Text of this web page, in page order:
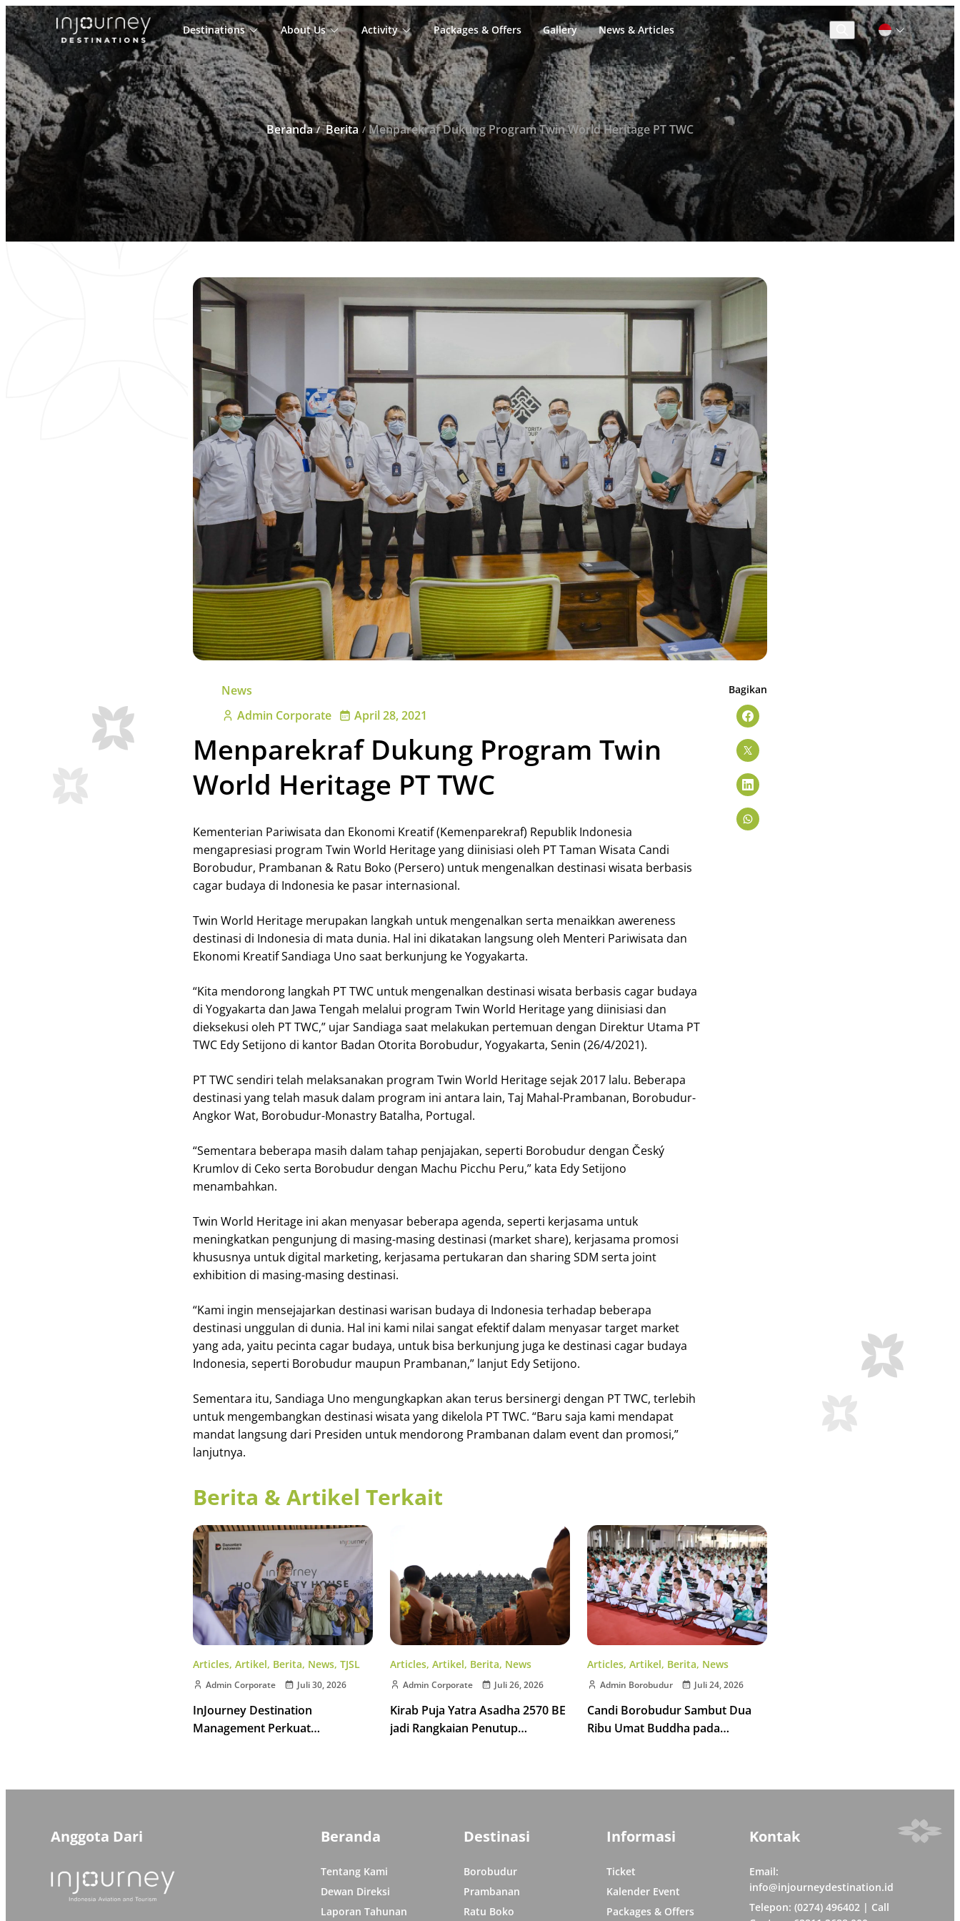
Destinations About Us Activity Packages & Offers Gallery News & Articles
Cari
untuk:
Cari
Beranda Berita Menparekraf Dukung Program Twin World Heritage PT TWC
News
Admin Corporate
April 28, 2021
Menparekraf Dukung Program Twin
World Heritage PT TWC
Kementerian Pariwisata dan Ekonomi Kreatif (Kemenparekraf) Republik Indonesia
mengapresiasi program Twin World Heritage yang diinisiasi oleh PT Taman Wisata Candi
Borobudur, Prambanan & Ratu Boko (Persero) untuk mengenalkan destinasi wisata berbasis
cagar budaya di Indonesia ke pasar internasional.
Twin World Heritage merupakan langkah untuk mengenalkan serta menaikkan awereness
destinasi di Indonesia di mata dunia. Hal ini dikatakan langsung oleh Menteri Pariwisata dan
Ekonomi Kreatif Sandiaga Uno saat berkunjung ke Yogyakarta.
“Kita mendorong langkah PT TWC untuk mengenalkan destinasi wisata berbasis cagar budaya
di Yogyakarta dan Jawa Tengah melalui program Twin World Heritage yang diinisiasi dan
dieksekusi oleh PT TWC,” ujar Sandiaga saat melakukan pertemuan dengan Direktur Utama PT
TWC Edy Setijono di kantor Badan Otorita Borobudur, Yogyakarta, Senin (26/4/2021).
PT TWC sendiri telah melaksanakan program Twin World Heritage sejak 2017 lalu. Beberapa
destinasi yang telah masuk dalam program ini antara lain, Taj Mahal-Prambanan, Borobudur-
Angkor Wat, Borobudur-Monastry Batalha, Portugal.
“Sementara beberapa masih dalam tahap penjajakan, seperti Borobudur dengan Český
Krumlov di Ceko serta Borobudur dengan Machu Picchu Peru,” kata Edy Setijono
menambahkan.
Twin World Heritage ini akan menyasar beberapa agenda, seperti kerjasama untuk
meningkatkan pengunjung di masing-masing destinasi (market share), kerjasama promosi
khususnya untuk digital marketing, kerjasama pertukaran dan sharing SDM serta joint
exhibition di masing-masing destinasi.
“Kami ingin mensejajarkan destinasi warisan budaya di Indonesia terhadap beberapa
destinasi unggulan di dunia. Hal ini kami nilai sangat efektif dalam menyasar target market
yang ada, yaitu pecinta cagar budaya, untuk bisa berkunjung juga ke destinasi cagar budaya
Indonesia, seperti Borobudur maupun Prambanan,” lanjut Edy Setijono.
Sementara itu, Sandiaga Uno mengungkapkan akan terus bersinergi dengan PT TWC, terlebih
untuk mengembangkan destinasi wisata yang dikelola PT TWC. “Baru saja kami mendapat
mandat langsung dari Presiden untuk mendorong Prambanan dalam event dan promosi,”
lanjutnya.
Bagikan
Berita & Artikel Terkait
Articles, Artikel, Berita, News, TJSL
Admin Corporate Juli 30, 2026
InJourney Destination
Management Perkuat
Articles, Artikel, Berita, News
Admin Corporate Juli 26, 2026
Kirab Puja Yatra Asadha 2570 BE
jadi Rangkaian Penutup
Articles, Artikel, Berita, News
Admin Borobudur Juli 24, 2026
Candi Borobudur Sambut Dua
Ribu Umat Buddha pada
Anggota Dari Beranda
Tentang Kami
Dewan Direksi
Laporan Tahunan
Destinasi
Borobudur
Prambanan
Ratu Boko
Informasi
Ticket
Kalender Event
Packages & Offers
Kontak
Email:
info@injourneydestination.id
Telepon: (0274) 496402 | Call